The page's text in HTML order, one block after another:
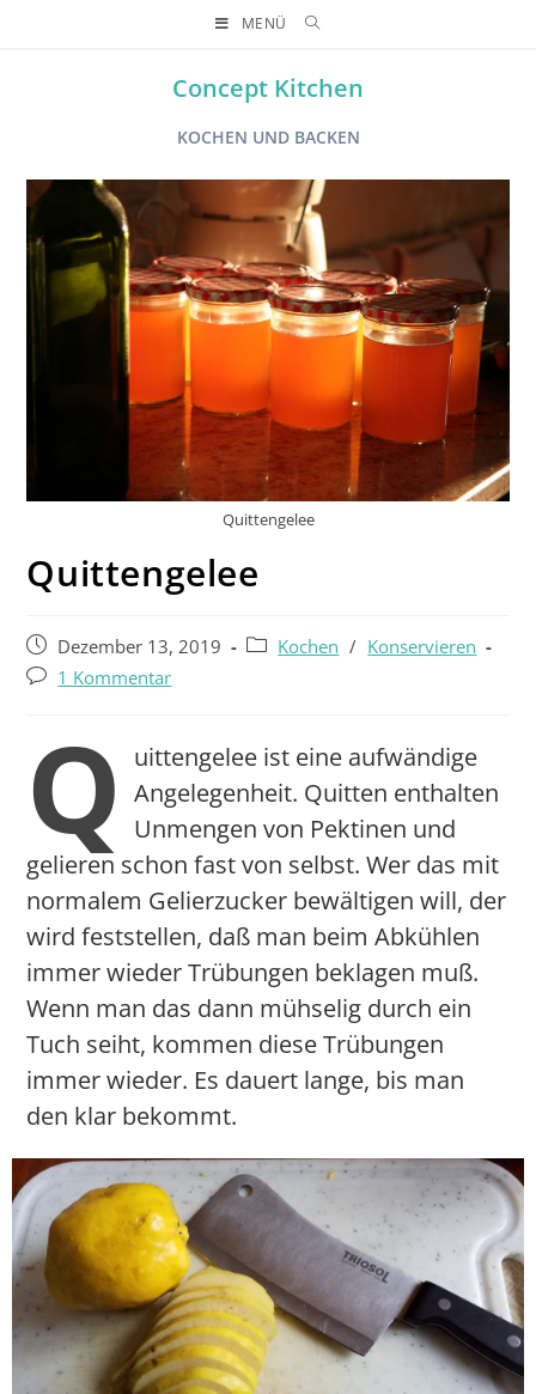
MENÜ
Concept Kitchen
KOCHEN UND BACKEN
Quittengelee
Quittengelee
Dezember 13, 2019 Kochen / Konservieren
1 Kommentar
Q
uittengelee ist eine aufwändige
Angelegenheit. Quitten enthalten
Unmengen von Pektinen und
gelieren schon fast von selbst. Wer das mit
normalem Gelierzucker bewältigen will, der
wird feststellen, daß man beim Abkühlen
immer wieder Trübungen beklagen muß.
Wenn man das dann mühselig durch ein
Tuch seiht, kommen diese Trübungen
immer wieder. Es dauert lange, bis man
den klar bekommt.